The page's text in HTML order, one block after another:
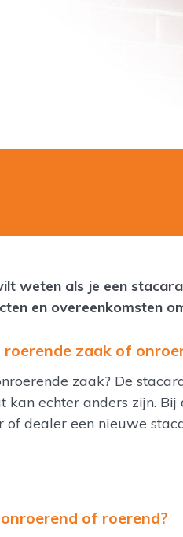
weten als je een
en overeenkomsten
zaak of
zaak? De
kan echter anders zijn.
of dealer een nieuwe
of roerend?